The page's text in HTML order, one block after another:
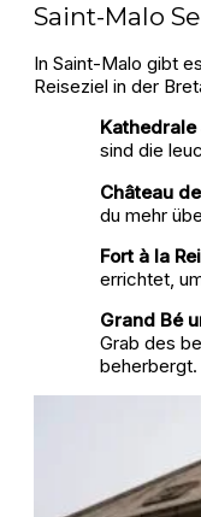
Saint-Malo
In Saint-Malo gibt
Reiseziel in der
sind die
Château
du mehr
Fort à la
errichtet,
Grand Bé
Grab des
beherbergt.